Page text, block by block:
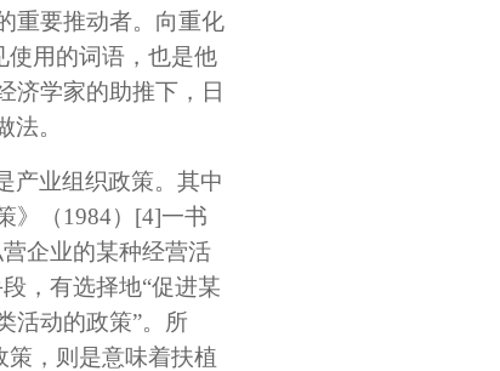
重要推动者。向重化
使用的词语，也是他
济学家的助推下，日
。
产业组织政策。其中
（1984） [4]一书
企业的某种经营活
，有选择地“促进某
活动的政策”。所
策，则是意味着扶植